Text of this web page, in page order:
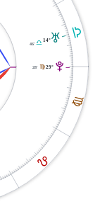
E
F
G
V
29°
F
28'
T
14°
G
46'